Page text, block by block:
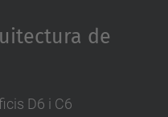
de
D6 i C6